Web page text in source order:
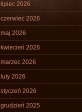
lipiec 2026
czerwiec 2026
maj 2026
kwiecień 2026
marzec 2026
luty 2026
styczeń 2026
grudzień 2025